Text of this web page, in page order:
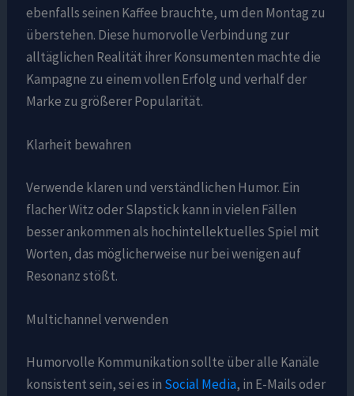
ebenfalls seinen Kaffee brauchte, um den Montag zu
überstehen. Diese humorvolle Verbindung zur
alltäglichen Realität ihrer Konsumenten machte die
Kampagne zu einem vollen Erfolg und verhalf der
Marke zu größerer Popularität.
Klarheit bewahren
Verwende klaren und verständlichen Humor. Ein
flacher Witz oder Slapstick kann in vielen Fällen
besser ankommen als hochintellektuelles Spiel mit
Worten, das möglicherweise nur bei wenigen auf
Resonanz stößt.
Multichannel verwenden
Humorvolle Kommunikation sollte über alle Kanäle
konsistent sein, sei es in Social Media, in E-Mails oder